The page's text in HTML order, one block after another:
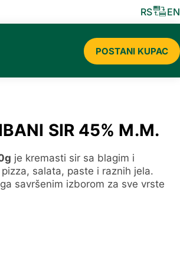
SLADOLEDA ZA 2026 RS EN
POSTANI KUPAC
SIR 45% M.M.
je kremasti sir sa blagim i
salata, paste i raznih jela.
savršenim izborom za sve vrste